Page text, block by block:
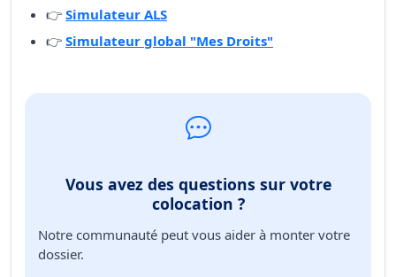
👉 Simulateur ALS
👉 Simulateur global "Mes Droits"
Vous avez des questions sur votre
colocation ?
Notre communauté peut vous aider à monter votre
dossier.